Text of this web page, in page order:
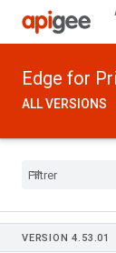
Edge for
ALL VERSIONS
VERSION 4. 53 .01